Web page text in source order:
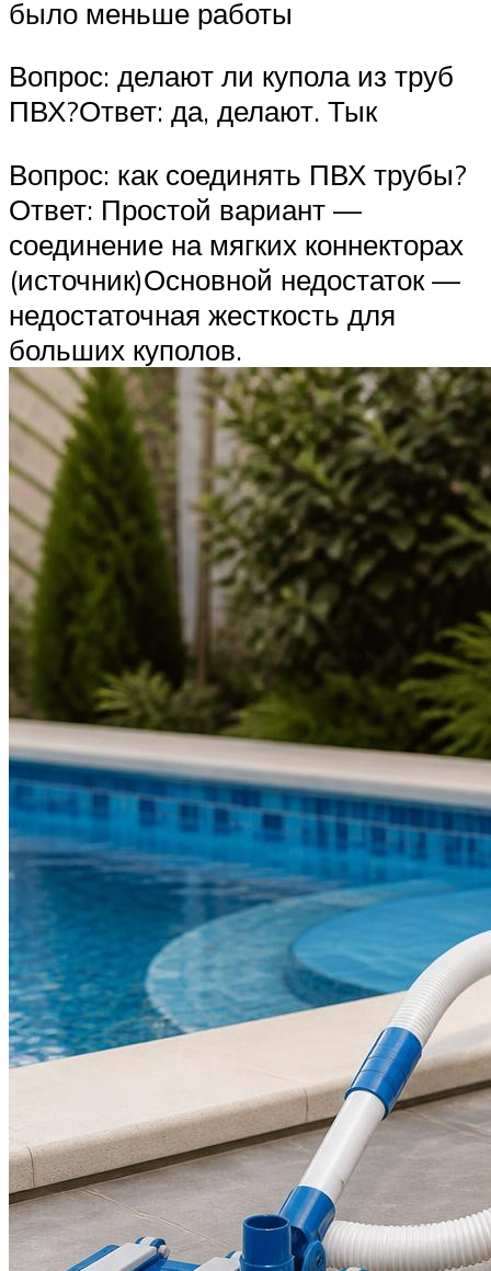
было меньше работы
Вопрос: делают ли купола из труб
ПВХ?Ответ: да, делают. Тык
Вопрос: как соединять ПВХ трубы?
Ответ: Простой вариант —
соединение на мягких коннекторах
(источник)Основной недостаток —
недостаточная жесткость для
больших куполов.